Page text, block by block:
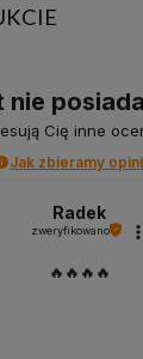
nie
Cię inne
Jak zbieramy
Radek
zweryfikowano
🔥🔥🔥🔥